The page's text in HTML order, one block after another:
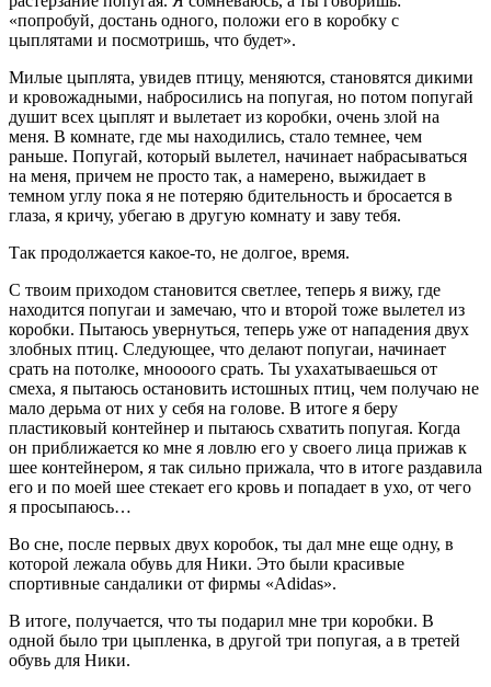
«попробуй, достань одного, положи его в коробку с
цыплятами и посмотришь, что будет».
Милые цыплята, увидев птицу, меняются, становятся дикими
и кровожадными, набросились на попугая, но потом попугай
душит всех цыплят и вылетает из коробки, очень злой на
меня. В комнате, где мы находились, стало темнее, чем
раньше. Попугай, который вылетел, начинает набрасываться
на меня, причем не просто так, а намерено, выжидает в
темном углу пока я не потеряю бдительность и бросается в
глаза, я кричу, убегаю в другую комнату и заву тебя.
Так продолжается какое-то, не долгое, время.
С твоим приходом становится светлее, теперь я вижу, где
находится попугаи и замечаю, что и второй тоже вылетел из
коробки. Пытаюсь увернуться, теперь уже от нападения двух
злобных птиц. Следующее, что делают попугаи, начинает
срать на потолке, мноооого срать. Ты ухахатываешься от
смеха, я пытаюсь остановить истошных птиц, чем получаю не
мало дерьма от них у себя на голове. В итоге я беру
пластиковый контейнер и пытаюсь схватить попугая. Когда
он приближается ко мне я ловлю его у своего лица прижав к
шее контейнером, я так сильно прижала, что в итоге раздавила
его и по моей шее стекает его кровь и попадает в ухо, от чего
я просыпаюсь…
Во сне, после первых двух коробок, ты дал мне еще одну, в
которой лежала обувь для Ники. Это были красивые
спортивные сандалики от фирмы «Adidas».
В итоге, получается, что ты подарил мне три коробки. В
одной было три цыпленка, в другой три попугая, а в третей
обувь для Ники.